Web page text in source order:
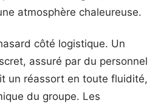
atmosphère chaleureuse.
côté logistique. Un
assuré par du personnel
un réassort en toute fluidité,
du groupe. Les